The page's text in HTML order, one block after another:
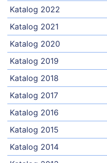
Katalog 2022
Katalog 2021
Katalog 2020
Katalog 2019
Katalog 2018
Katalog 2017
Katalog 2016
Katalog 2015
Katalog 2014